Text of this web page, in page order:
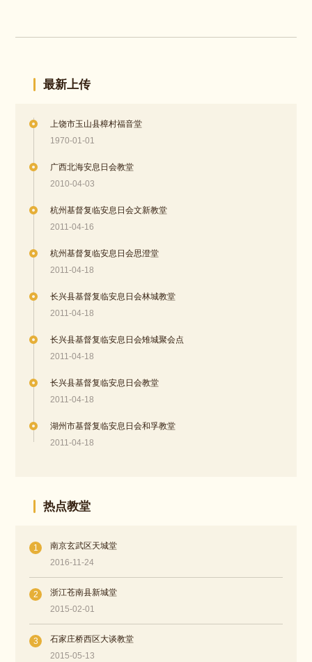
最新上传
上饶市玉山县樟村福音堂
1970-01-01
广西北海安息日会教堂
2010-04-03
杭州基督复临安息日会文新教堂
2011-04-16
杭州基督复临安息日会思澄堂
2011-04-18
长兴县基督复临安息日会林城教堂
2011-04-18
长兴县基督复临安息日会雉城聚会点
2011-04-18
长兴县基督复临安息日会教堂
2011-04-18
湖州市基督复临安息日会和孚教堂
2011-04-18
热点教堂
1
南京玄武区天城堂
2016-11-24
2
浙江苍南县新城堂
2015-02-01
3
石家庄桥西区大谈教堂
2015-05-13